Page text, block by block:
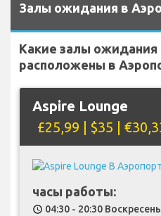
Залы ожидания в
Какие залы ожидания
расположены в
Aspire Lounge
£25,99 | $35 |
часы работы:
schedule 04:30 - 20:30